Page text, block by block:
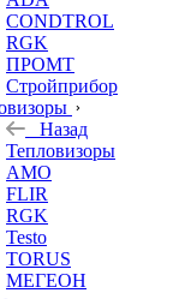
CONDTROL
RGK
ПРОМТ
Стройприбор
Назад
Тепловизоры
AMO
FLIR
RGK
Testo
TORUS
МЕГЕОН